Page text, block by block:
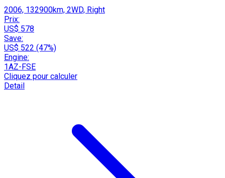
2006, 132900km, 2WD, Right
Prix:
US$ 578
Save:
US$ 522 (47%)
Engine:
1AZ-FSE
Cliquez pour calculer
Detail